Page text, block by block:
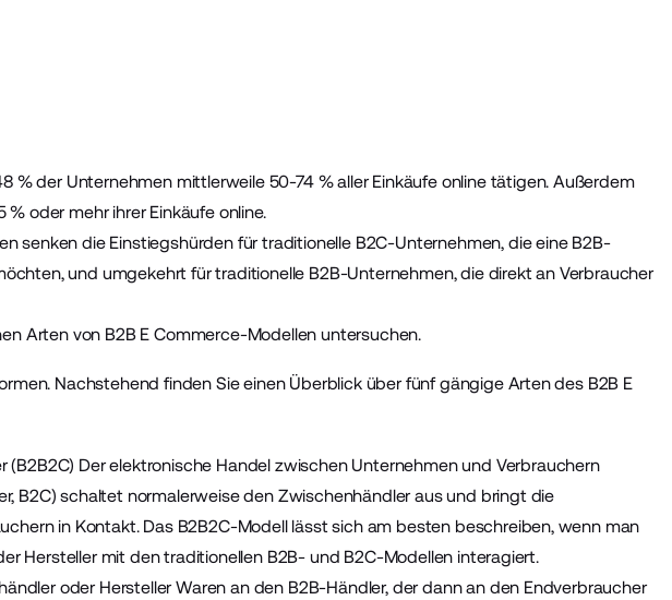
% der Unternehmen mittlerweile 50-74 % aller Einkäufe online tätigen. Außerdem
oder mehr ihrer Einkäufe online.
senken die Einstiegshürden für traditionelle B2C-Unternehmen, die eine B2B-
und umgekehrt für traditionelle B2B-Unternehmen, die direkt an Verbraucher
Arten von B2B E Commerce-Modellen untersuchen.
Nachstehend finden Sie einen Überblick über fünf gängige Arten des B2B E
Der elektronische Handel zwischen Unternehmen und Verbrauchern
B2C) schaltet normalerweise den Zwischenhändler aus und bringt die
in Kontakt. Das B2B2C-Modell lässt sich am besten beschreiben, wenn man
Hersteller mit den traditionellen B2B- und B2C-Modellen interagiert.
oder Hersteller Waren an den B2B-Händler, der dann an den Endverbraucher